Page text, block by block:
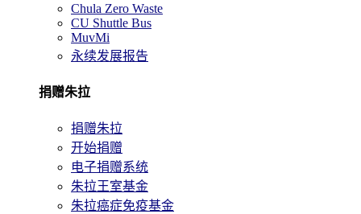
Chula Zero Waste
CU Shuttle Bus
MuvMi
永续发展报告
捐赠朱拉
捐赠朱拉
开始捐赠
电子捐赠系统
朱拉王室基金
朱拉癌症免疫基金